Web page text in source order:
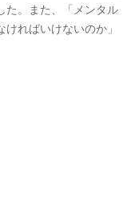
た。また、「メンタル
ればいけないのか」